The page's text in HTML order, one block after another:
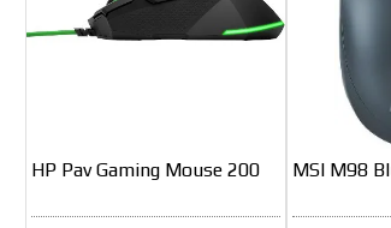
HP Pav Gaming Mouse 200 MSI M98